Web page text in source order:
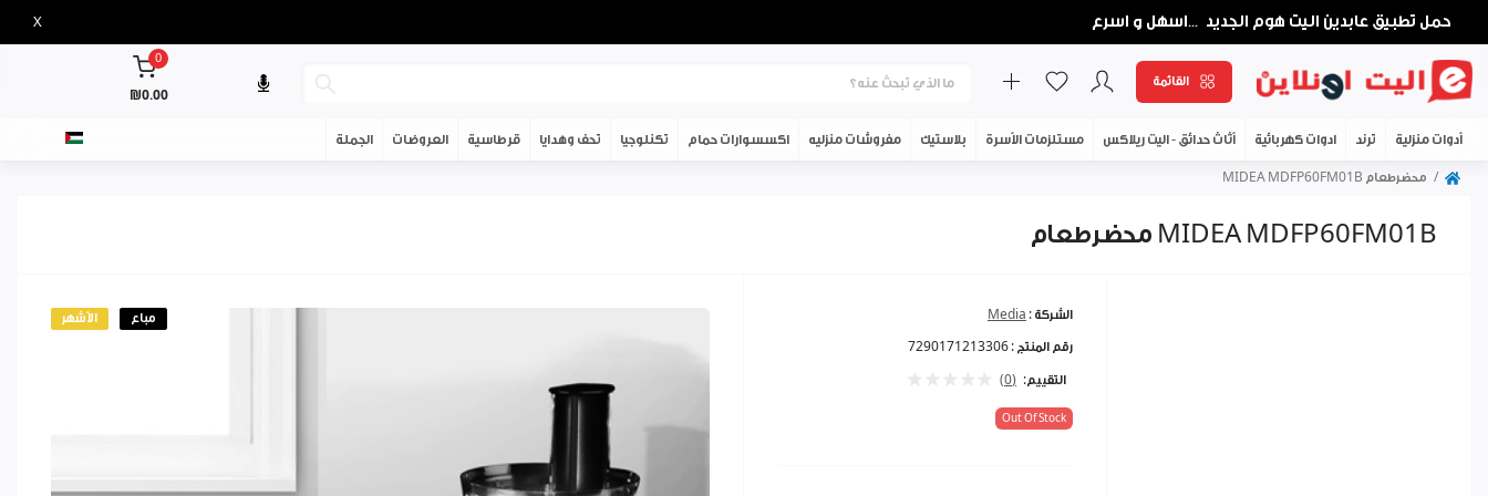
حمل تطبيق عابدين اليت هوم الجديد ...اسهل و اسرع X
القائمة
0
₪0.00
أدوات منزلية ترند ادوات كهربائية أثاث حدائق - اليت ريلاكس مستلزمات الأسرة بلاستيك مفروشات منزليه اكسسوارات حمام تكنلوجيا تحف وهدايا قرطاسية العروضات الجملة
محضرطعام MIDEA MDFP60FM01B
محضرطعام MIDEA MDFP60FM01B
الأشهر مباع الشركة : Media
رقم المنتج : 7290171213306
التقييم: (0)
Out Of Stock